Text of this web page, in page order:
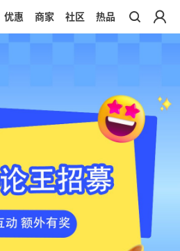
优惠 商家 社区 热品